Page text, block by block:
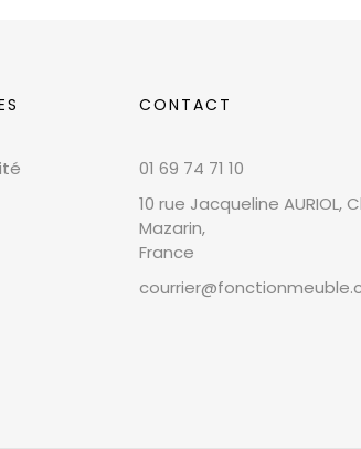
CONTACT
01 69 74 71 10
10 rue Jacqueline AURIOL,
Mazarin,
France